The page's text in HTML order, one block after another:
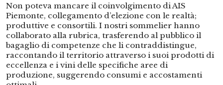
Non poteva mancare il coinvolgimento di AIS
Piemonte, collegamento d’elezione con le realtà;
produttive e consortili. I nostri sommelier hanno
collaborato alla rubrica, trasferendo al pubblico il
bagaglio di competenze che li contraddistingue,
raccontando il territorio attraverso i suoi prodotti di
eccellenza e i vini delle specifiche aree di
produzione, suggerendo consumi e accostamenti